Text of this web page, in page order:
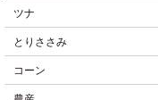
ツナ
とりささみ
コーン